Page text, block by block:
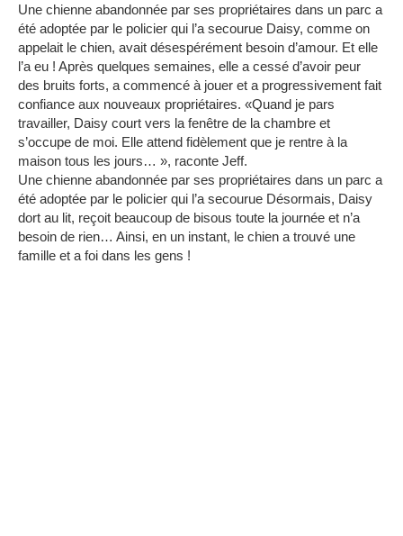
Une chienne abandonnée par ses propriétaires dans un parc a
été adoptée par le policier qui l’a secourue Daisy, comme on
appelait le chien, avait désespérément besoin d’amour. Et elle
l’a eu ! Après quelques semaines, elle a cessé d’avoir peur
des bruits forts, a commencé à jouer et a progressivement fait
confiance aux nouveaux propriétaires. «Quand je pars
travailler, Daisy court vers la fenêtre de la chambre et
s’occupe de moi. Elle attend fidèlement que je rentre à la
maison tous les jours… », raconte Jeff.
Une chienne abandonnée par ses propriétaires dans un parc a
été adoptée par le policier qui l’a secourue Désormais, Daisy
dort au lit, reçoit beaucoup de bisous toute la journée et n’a
besoin de rien… Ainsi, en un instant, le chien a trouvé une
famille et a foi dans les gens !